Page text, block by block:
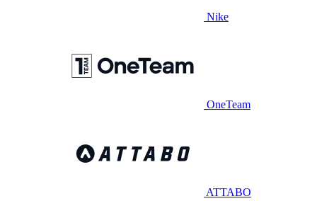
Nike
OneTeam
ATTABO